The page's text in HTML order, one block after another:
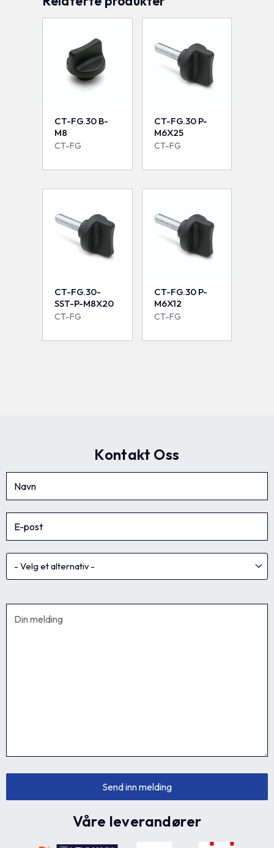
CT-FG.30 B-
M8
CT-FG
CT-FG.30 P-
M6X25
CT-FG
CT-FG.30-
SST-P-M8X20
CT-FG
CT-FG.30 P-
M6X12
CT-FG
Kontakt Oss
Våre leverandører